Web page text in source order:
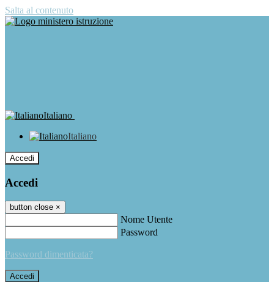
Salta al contenuto
Italiano
Italiano
Accedi
Accedi
button close ×
Nome Utente
Password
Password dimenticata?